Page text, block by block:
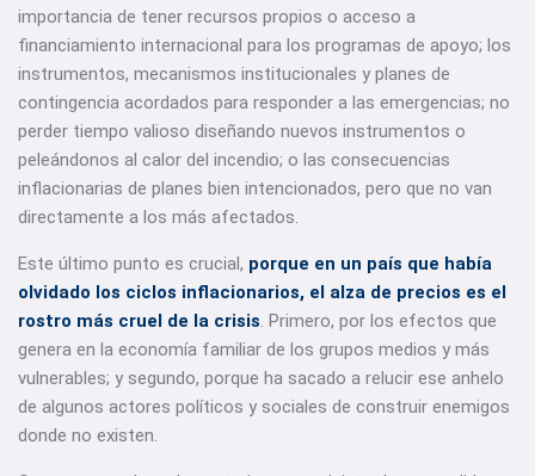
importancia de tener recursos propios o acceso a
financiamiento internacional para los programas de apoyo; los
instrumentos, mecanismos institucionales y planes de
contingencia acordados para responder a las emergencias; no
perder tiempo valioso diseñando nuevos instrumentos o
peleándonos al calor del incendio; o las consecuencias
inflacionarias de planes bien intencionados, pero que no van
directamente a los más afectados.
Este último punto es crucial, porque en un país que había
olvidado los ciclos inflacionarios, el alza de precios es el
rostro más cruel de la crisis. Primero, por los efectos que
genera en la economía familiar de los grupos medios y más
vulnerables; y segundo, porque ha sacado a relucir ese anhelo
de algunos actores políticos y sociales de construir enemigos
donde no existen.